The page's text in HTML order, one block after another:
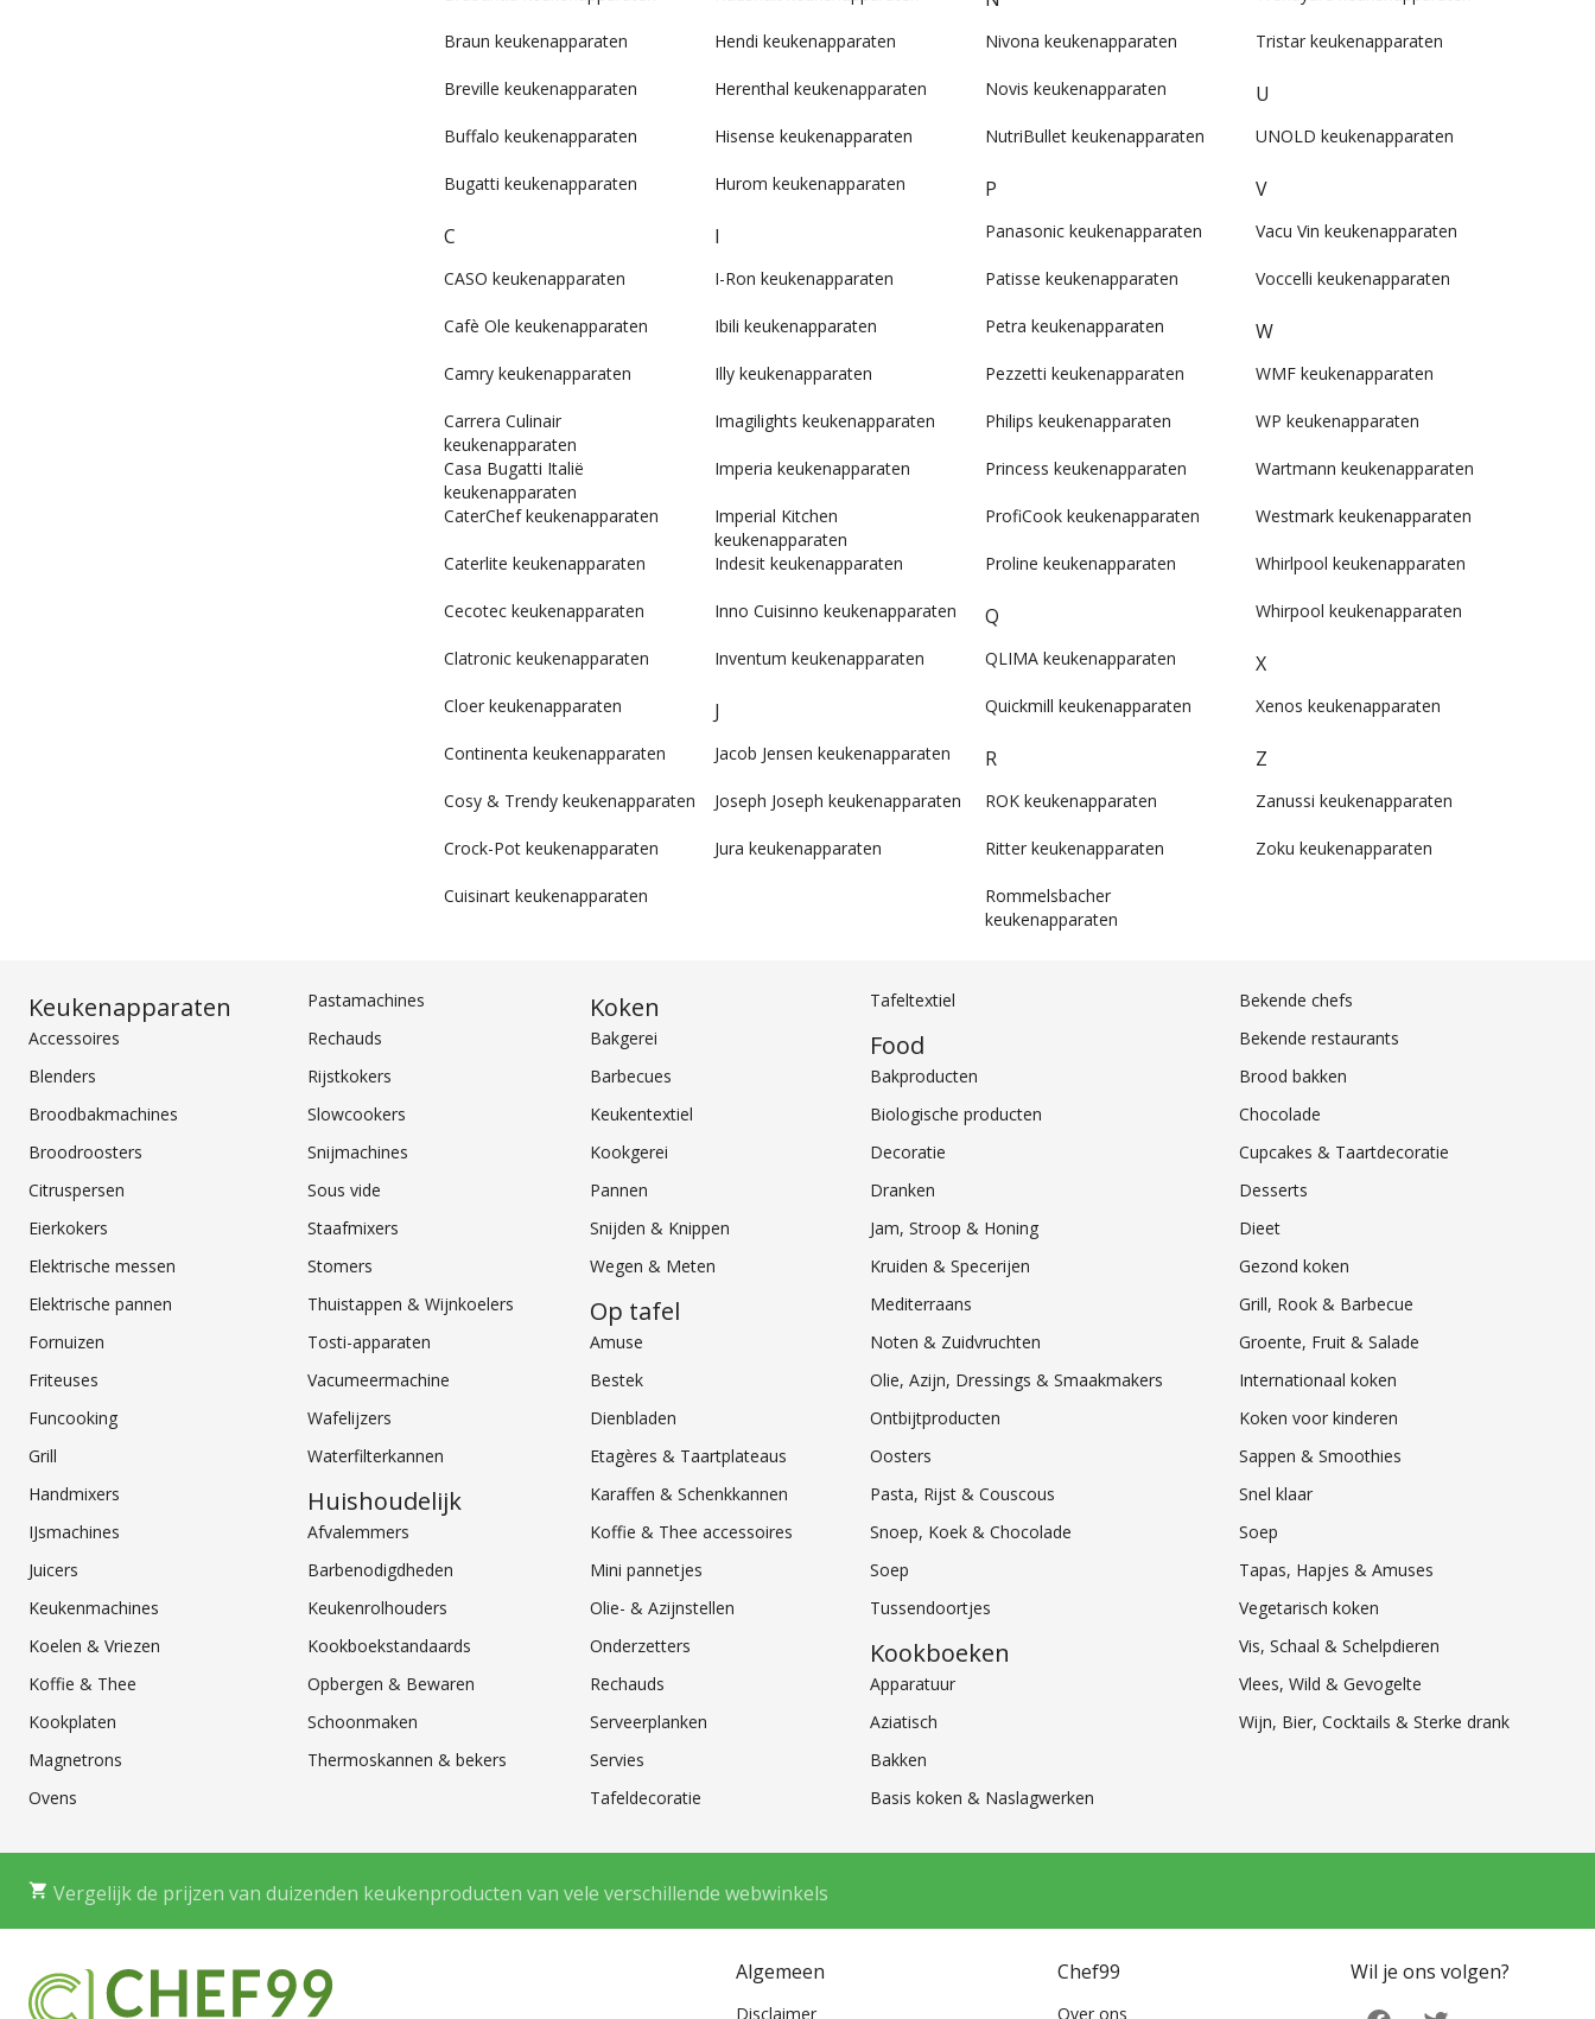
Braun keukenapparaten
Breville keukenapparaten
Buffalo keukenapparaten
Bugatti keukenapparaten
C
CASO keukenapparaten
Cafè Ole keukenapparaten
Camry keukenapparaten
Carrera Culinair
keukenapparaten
Casa Bugatti Italië
keukenapparaten
CaterChef keukenapparaten
Caterlite keukenapparaten
Cecotec keukenapparaten
Clatronic keukenapparaten
Cloer keukenapparaten
Continenta keukenapparaten
Cosy & Trendy keukenapparaten
Crock-Pot keukenapparaten
Cuisinart keukenapparaten
Hendi keukenapparaten
Herenthal keukenapparaten
Hisense keukenapparaten
Hurom keukenapparaten
I
I-Ron keukenapparaten
Ibili keukenapparaten
Illy keukenapparaten
Imagilights keukenapparaten
Imperia keukenapparaten
Imperial Kitchen
keukenapparaten
Indesit keukenapparaten
Inno Cuisinno keukenapparaten
Inventum keukenapparaten
J
Jacob Jensen keukenapparaten
Joseph Joseph keukenapparaten
Jura keukenapparaten
Nivona keukenapparaten
Novis keukenapparaten
NutriBullet keukenapparaten
P
Panasonic keukenapparaten
Patisse keukenapparaten
Petra keukenapparaten
Pezzetti keukenapparaten
Philips keukenapparaten
Princess keukenapparaten
ProfiCook keukenapparaten
Proline keukenapparaten
Q
QLIMA keukenapparaten
Quickmill keukenapparaten
R
ROK keukenapparaten
Ritter keukenapparaten
Rommelsbacher
keukenapparaten
Tristar keukenapparaten
U
UNOLD keukenapparaten
V
Vacu Vin keukenapparaten
Voccelli keukenapparaten
W
WMF keukenapparaten
WP keukenapparaten
Wartmann keukenapparaten
Westmark keukenapparaten
Whirlpool keukenapparaten
Whirpool keukenapparaten
X
Xenos keukenapparaten
Z
Zanussi keukenapparaten
Zoku keukenapparaten
Keukenapparaten
Accessoires
Blenders
Broodbakmachines
Broodroosters
Citruspersen
Eierkokers
Elektrische messen
Elektrische pannen
Fornuizen
Friteuses
Funcooking
Grill
Handmixers
IJsmachines
Juicers
Keukenmachines
Koelen & Vriezen
Koffie & Thee
Kookplaten
Magnetrons
Ovens
Pastamachines
Rechauds
Rijstkokers
Slowcookers
Snijmachines
Sous vide
Staafmixers
Stomers
Thuistappen & Wijnkoelers
Tosti-apparaten
Vacumeermachine
Wafelijzers
Waterfilterkannen
Huishoudelijk
Afvalemmers
Barbenodigdheden
Keukenrolhouders
Kookboekstandaards
Opbergen & Bewaren
Schoonmaken
Thermoskannen & bekers
Koken
Bakgerei
Barbecues
Keukentextiel
Kookgerei
Pannen
Snijden & Knippen
Wegen & Meten
Op tafel
Amuse
Bestek
Dienbladen
Etagères & Taartplateaus
Karaffen & Schenkkannen
Koffie & Thee accessoires
Mini pannetjes
Olie- & Azijnstellen
Onderzetters
Rechauds
Serveerplanken
Servies
Tafeldecoratie
Tafeltextiel
Food
Bakproducten
Biologische producten
Decoratie
Dranken
Jam, Stroop & Honing
Kruiden & Specerijen
Mediterraans
Noten & Zuidvruchten
Olie, Azijn, Dressings & Smaakmakers
Ontbijtproducten
Oosters
Pasta, Rijst & Couscous
Snoep, Koek & Chocolade
Soep
Tussendoortjes
Kookboeken
Apparatuur
Aziatisch
Bakken
Basis koken & Naslagwerken
Bekende chefs
Bekende restaurants
Brood bakken
Chocolade
Cupcakes & Taartdecoratie
Desserts
Dieet
Gezond koken
Grill, Rook & Barbecue
Groente, Fruit & Salade
Internationaal koken
Koken voor kinderen
Sappen & Smoothies
Snel klaar
Soep
Tapas, Hapjes & Amuses
Vegetarisch koken
Vis, Schaal & Schelpdieren
Vlees, Wild & Gevogelte
Wijn, Bier, Cocktails & Sterke drank
Vergelijk de prijzen van duizenden keukenproducten van vele verschillende webwinkels
Algemeen
Disclaimer
Chef99
Over ons
Wil je ons volgen?